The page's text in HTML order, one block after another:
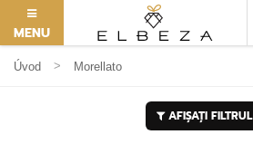
MENU
Úvod Morellato
AFIȘAȚI FILTRUL